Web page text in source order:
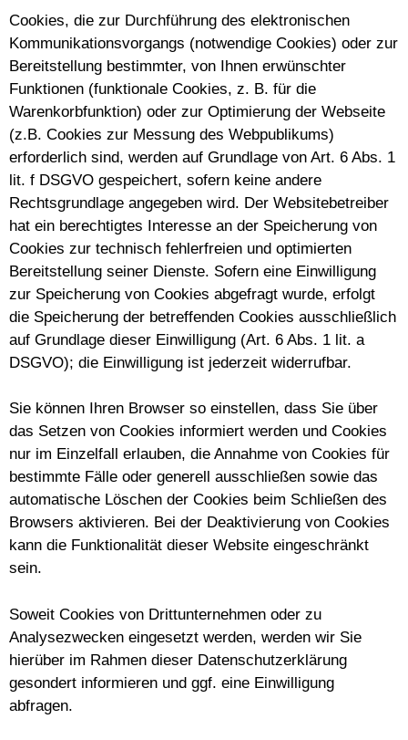
Cookies, die zur Durchführung des elektronischen
Kommunikationsvorgangs (notwendige Cookies) oder zur
Bereitstellung bestimmter, von Ihnen erwünschter
Funktionen (funktionale Cookies, z. B. für die
Warenkorbfunktion) oder zur Optimierung der Webseite
(z.B. Cookies zur Messung des Webpublikums)
erforderlich sind, werden auf Grundlage von Art. 6 Abs. 1
lit. f DSGVO gespeichert, sofern keine andere
Rechtsgrundlage angegeben wird. Der Websitebetreiber
hat ein berechtigtes Interesse an der Speicherung von
Cookies zur technisch fehlerfreien und optimierten
Bereitstellung seiner Dienste. Sofern eine Einwilligung
zur Speicherung von Cookies abgefragt wurde, erfolgt
die Speicherung der betreffenden Cookies ausschließlich
auf Grundlage dieser Einwilligung (Art. 6 Abs. 1 lit. a
DSGVO); die Einwilligung ist jederzeit widerrufbar.
Sie können Ihren Browser so einstellen, dass Sie über
das Setzen von Cookies informiert werden und Cookies
nur im Einzelfall erlauben, die Annahme von Cookies für
bestimmte Fälle oder generell ausschließen sowie das
automatische Löschen der Cookies beim Schließen des
Browsers aktivieren. Bei der Deaktivierung von Cookies
kann die Funktionalität dieser Website eingeschränkt
sein.
Soweit Cookies von Drittunternehmen oder zu
Analysezwecken eingesetzt werden, werden wir Sie
hierüber im Rahmen dieser Datenschutzerklärung
gesondert informieren und ggf. eine Einwilligung
abfragen.